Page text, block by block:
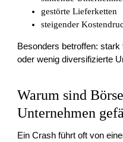
gestörte Lieferketten
steigender
Besonders betroffen: stark
oder wenig diversifizierte
Warum sind
Unternehmen
Ein Crash führt oft von